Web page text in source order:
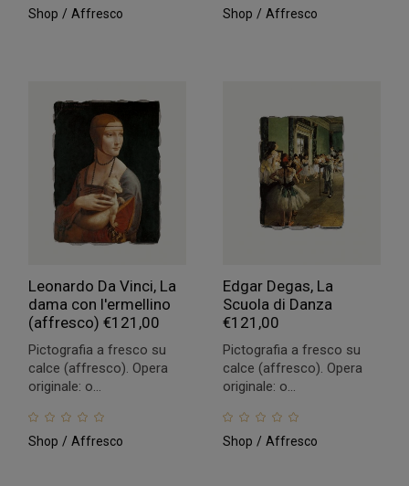
Shop Affresco Shop Affresco
Leonardo Da Vinci, La
dama con l'ermellino
(affresco)€121,00
Pictografia a fresco su
calce (affresco). Opera
originale: o...
Shop Affresco
Edgar Degas, La
Scuola di Danza
€121,00
Pictografia a fresco su
calce (affresco). Opera
originale: o...
Shop Affresco